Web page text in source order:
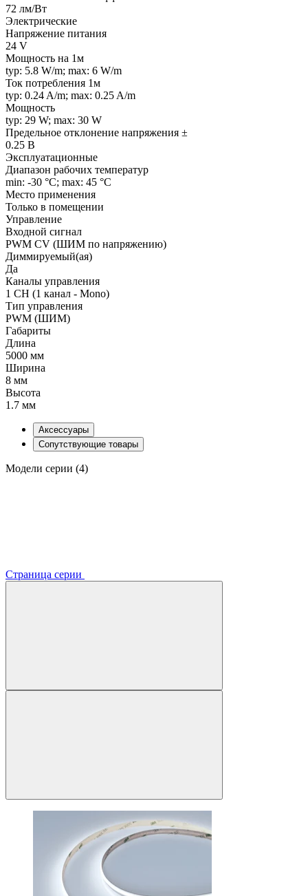
72 лм/Вт
Электрические
Напряжение питания
24 V
Мощность на 1м
typ: 5.8 W/m; max: 6 W/m
Ток потребления 1м
typ: 0.24 A/m; max: 0.25 A/m
Мощность
typ: 29 W; max: 30 W
Предельное отклонение напряжения ±
0.25 В
Эксплуатационные
Диапазон рабочих температур
min: -30 °C; max: 45 °C
Место применения
Только в помещении
Управление
Входной сигнал
PWM СV (ШИМ по напряжению)
Диммируемый(ая)
Да
Каналы управления
1 CH (1 канал - Mono)
Тип управления
PWM (ШИМ)
Габариты
Длина
5000 мм
Ширина
8 мм
Высота
1.7 мм
Аксессуары
Сопутствующие товары
Модели серии (4)
Страница серии